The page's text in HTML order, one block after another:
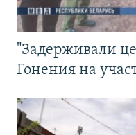
"Задерживали
Гонения на